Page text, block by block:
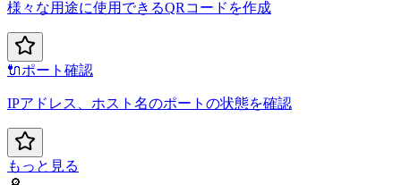
様々な用途に使用できるQRコードを作成
🔌ポート確認
IPアドレス、ホスト名のポートの状態を確認
もっと見る